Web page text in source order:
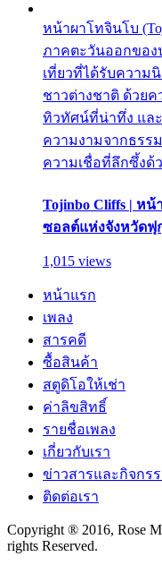
หน้าผาโทจินโบ
ภาคตะวันออกของ
เที่ยวที่ได้รับความ
ชาวต่างชาติ ด้วย
ทิวทัศน์ที่น่าทึ่ง และ
ความงามจากธรร
ความเชื่อที่ลึกซึ้งด้
Tojinbo Cliffs | ห
ซอลต์แห่งจังหวัดฟุ
1,015 views
หน้าแรก
เพลง
สารคดี
ซื้อสินค้า
สตูดิโอให้เช่า
ค่าลิขสิทธิ์
รายชื่อเพลง
เกี่ยวกับเรา
ข่าวสารและกิจกร
ติดต่อเรา
Copyright ® 2016, Rose
rights Reserved.